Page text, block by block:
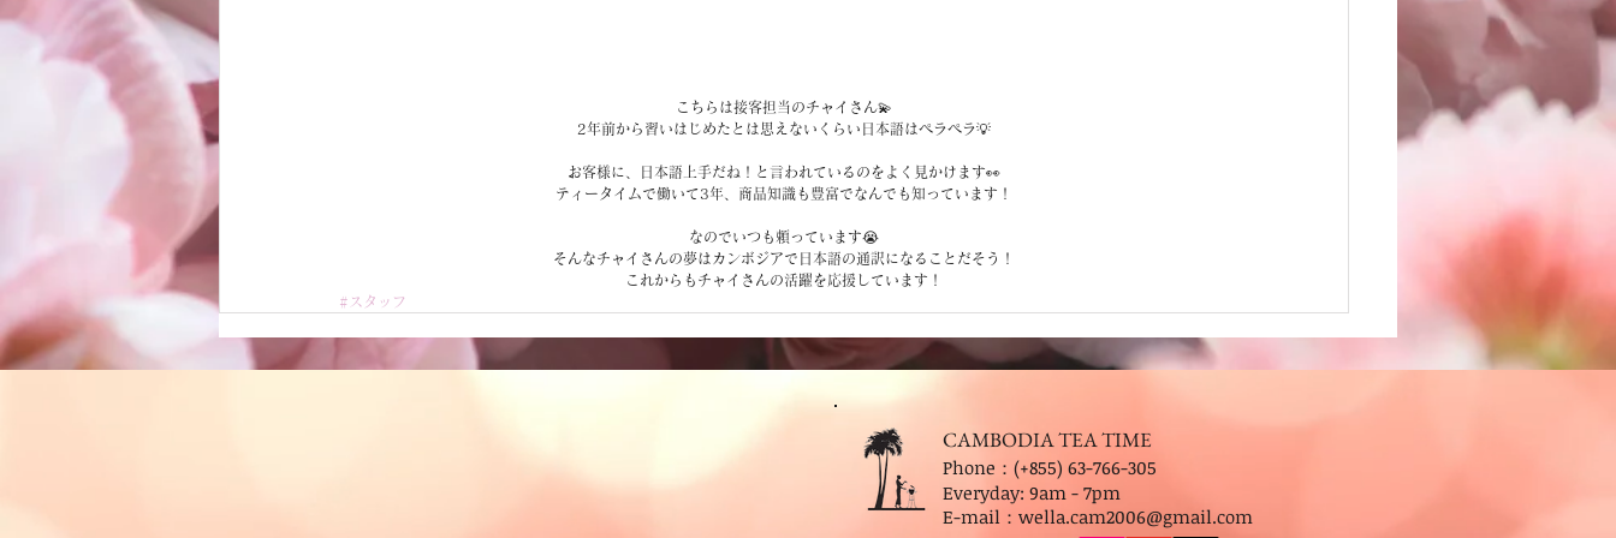
こちらは接客担当のチャイさん💫
2年前から習いはじめたとは思えないくらい日本語はペラペラ💡
お客様に、日本語上手だね！と言われているのをよく見かけます👀
ティータイムで働いて3年、商品知識も豊富でなんでも知っています！
なのでいつも頼っています😭
そんなチャイさんの夢はカンボジアで日本語の通訳になることだそう！
これからもチャイさんの活躍を応援しています！
#スタッフ
CAMBODIA TEA TIME
Phone：(+855) 63-766-305
Everyday: 9am - 7pm
E-mail： wella.cam2006@gmail.com